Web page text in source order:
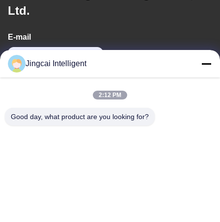
Ltd.
E-mail
Indirizzo
Jingcai Intelligent
2:12 PM
Good day, what product are you looking for?